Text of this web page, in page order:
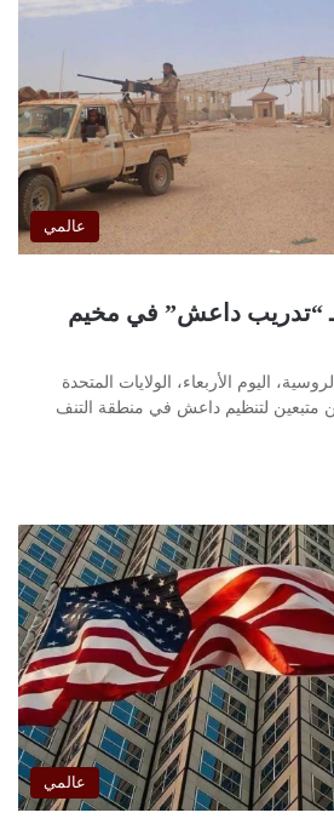
عالمي
بـ “تدريب داعش” في مخيم
اليوم الأربعاء، الولايات المتحدة
متبعين لتنظيم داعش في منطقة التنف
عالمي